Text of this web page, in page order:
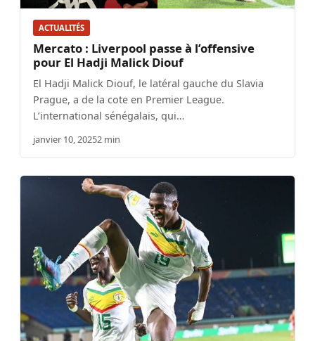
ACTUALITÉS
Mercato : Liverpool passe à l’offensive
pour El Hadji Malick Diouf
El Hadji Malick Diouf, le latéral gauche du Slavia
Prague, a de la cote en Premier League.
L’international sénégalais, qui…
janvier 10, 20252 min